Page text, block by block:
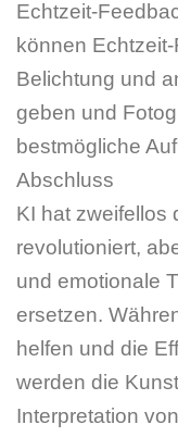
Echtzeit-
können
Belichtung und
geben und
bestmögliche
Abschluss
KI hat zweifellos
revolutioniert,
und emotionale
ersetzen.
helfen und die
werden die
Interpretation